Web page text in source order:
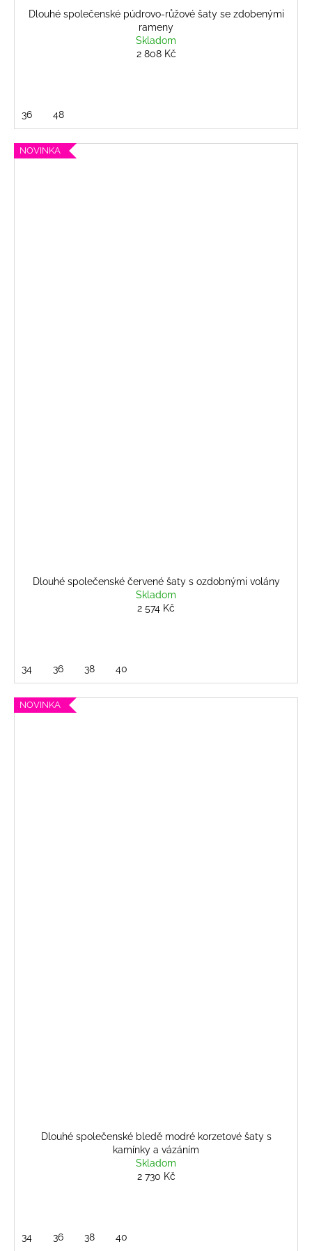
Dlouhé společenské púdrovo-růžové šaty se zdobenými
rameny
Skladom
2 808 Kč
36 48
NOVINKA
Dlouhé společenské červené šaty s ozdobnými volány
Skladom
2 574 Kč
34 36 38 40
NOVINKA
Dlouhé společenské bledě modré korzetové šaty s
kamínky a vázáním
Skladom
2 730 Kč
34 36 38 40